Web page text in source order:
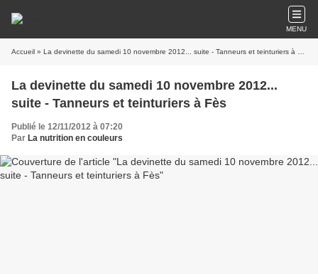
MENU
Accueil » La devinette du samedi 10 novembre 2012... suite - Tanneurs et teinturiers à Fès
La devinette du samedi 10 novembre 2012...
suite - Tanneurs et teinturiers à Fès
Publié le 12/11/2012 à 07:20
Par La nutrition en couleurs